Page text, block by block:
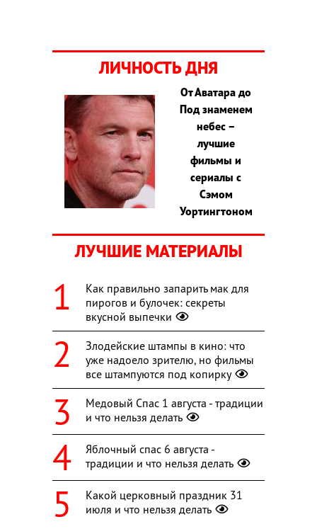
ЛИЧНОСТЬ ДНЯ
От Аватара до
Под знаменем
небес –
лучшие
фильмы и
сериалы с
Сэмом
Уортингтоном
ЛУЧШИЕ МАТЕРИАЛЫ
Как правильно запарить мак для
пирогов и булочек: секреты
вкусной выпечки
Злодейские штампы в кино: что
уже надоело зрителю, но фильмы
все штампуются под копирку
Медовый Спас 1 августа - традиции
и что нельзя делать
Яблочный спас 6 августа -
традиции и что нельзя делать
Какой церковный праздник 31
июля и что нельзя делать